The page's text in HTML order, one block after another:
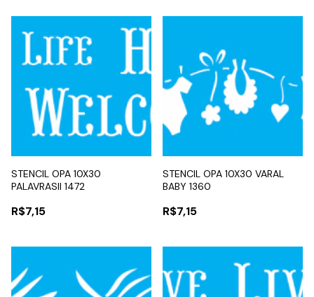
STENCIL OPA 10X30
PALAVRASII 1472
R$7,15
STENCIL OPA 10X30 VARAL
BABY 1360
R$7,15